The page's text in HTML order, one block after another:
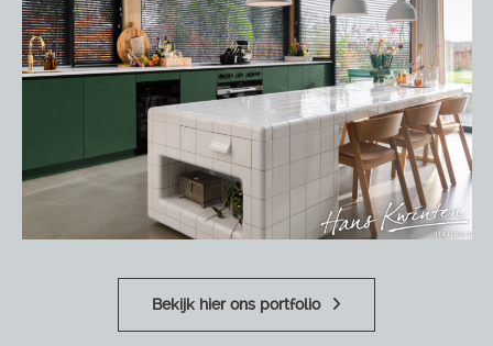
Bekijk hier ons portfolio